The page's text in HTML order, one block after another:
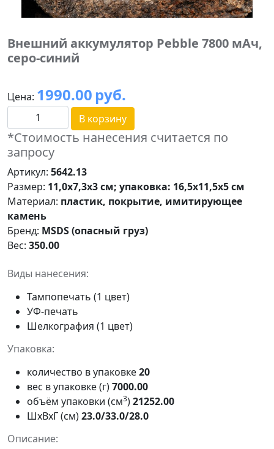
Внешний аккумулятор Pebble 7800 мАч,
серо-синий
Цена: 1990.00 руб.
В корзину
*Стоимость нанесения считается по
запросу
Артикул: 5642.13
Размер: 11,0x7,3x3 см; упаковка: 16,5х11,5х5 см
Материал: пластик, покрытие, имитирующее
камень
Бренд: MSDS (опасный груз)
Вес: 350.00
Виды нанесения:
Тампопечать (1 цвет)
УФ-печать
Шелкография (1 цвет)
Упаковка:
количество в упаковке20
вес в упаковке (г)7000.00
объём упаковки (см3)21252.00
ШxВxГ (см)23.0/33.0/28.0
Описание: